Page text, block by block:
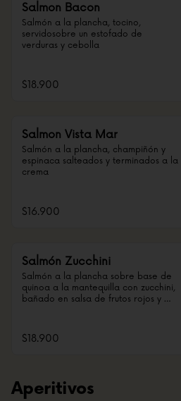
Salmon Bacon
Salmón a la plancha, tocino,
servidosobre un estofado de
verduras y cebolla
$18.900
Salmon Vista Mar
Salmón a la plancha, champiñón y
espinaca salteados y terminados a la
crema
$16.900
Salmón Zucchini
Salmón a la plancha sobre base de
quinoa a la mantequilla con zucchini,
bañado en salsa de frutos rojos y
$18.900
Aperitivos